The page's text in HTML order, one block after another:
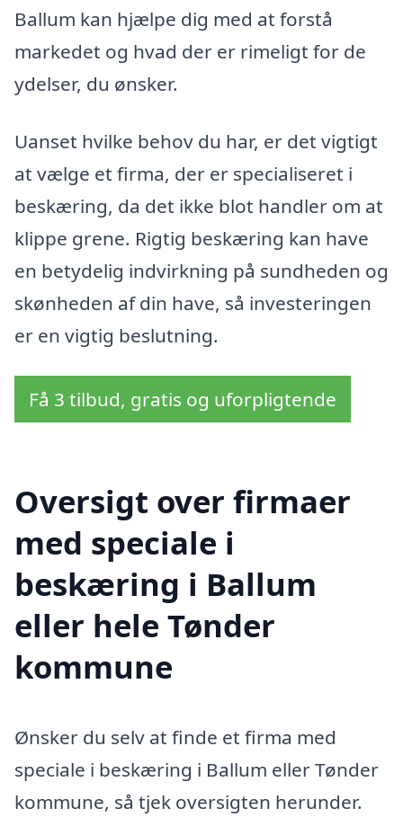
Ballum kan hjælpe dig med at forstå
markedet og hvad der er rimeligt for de
ydelser, du ønsker.
Uanset hvilke behov du har, er det vigtigt
at vælge et firma, der er specialiseret i
beskæring, da det ikke blot handler om at
klippe grene. Rigtig beskæring kan have
en betydelig indvirkning på sundheden og
skønheden af din have, så investeringen
er en vigtig beslutning.
Få 3 tilbud, gratis og uforpligtende
Oversigt over firmaer
med speciale i
beskæring i Ballum
eller hele Tønder
kommune
Ønsker du selv at finde et firma med
speciale i beskæring i Ballum eller Tønder
kommune, så tjek oversigten herunder.